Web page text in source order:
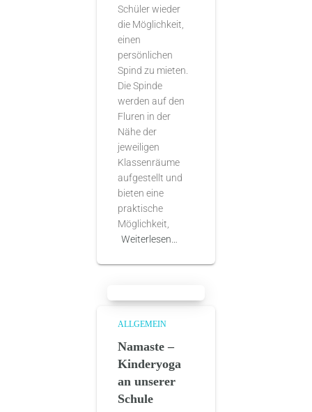
Schüler wieder
die Möglichkeit,
einen
persönlichen
Spind zu mieten.
Die Spinde
werden auf den
Fluren in der
Nähe der
jeweiligen
Klassenräume
aufgestellt und
bieten eine
praktische
Möglichkeit,
Weiterlesen…
ALLGEMEIN
Namaste –
Kinderyoga
an unserer
Schule